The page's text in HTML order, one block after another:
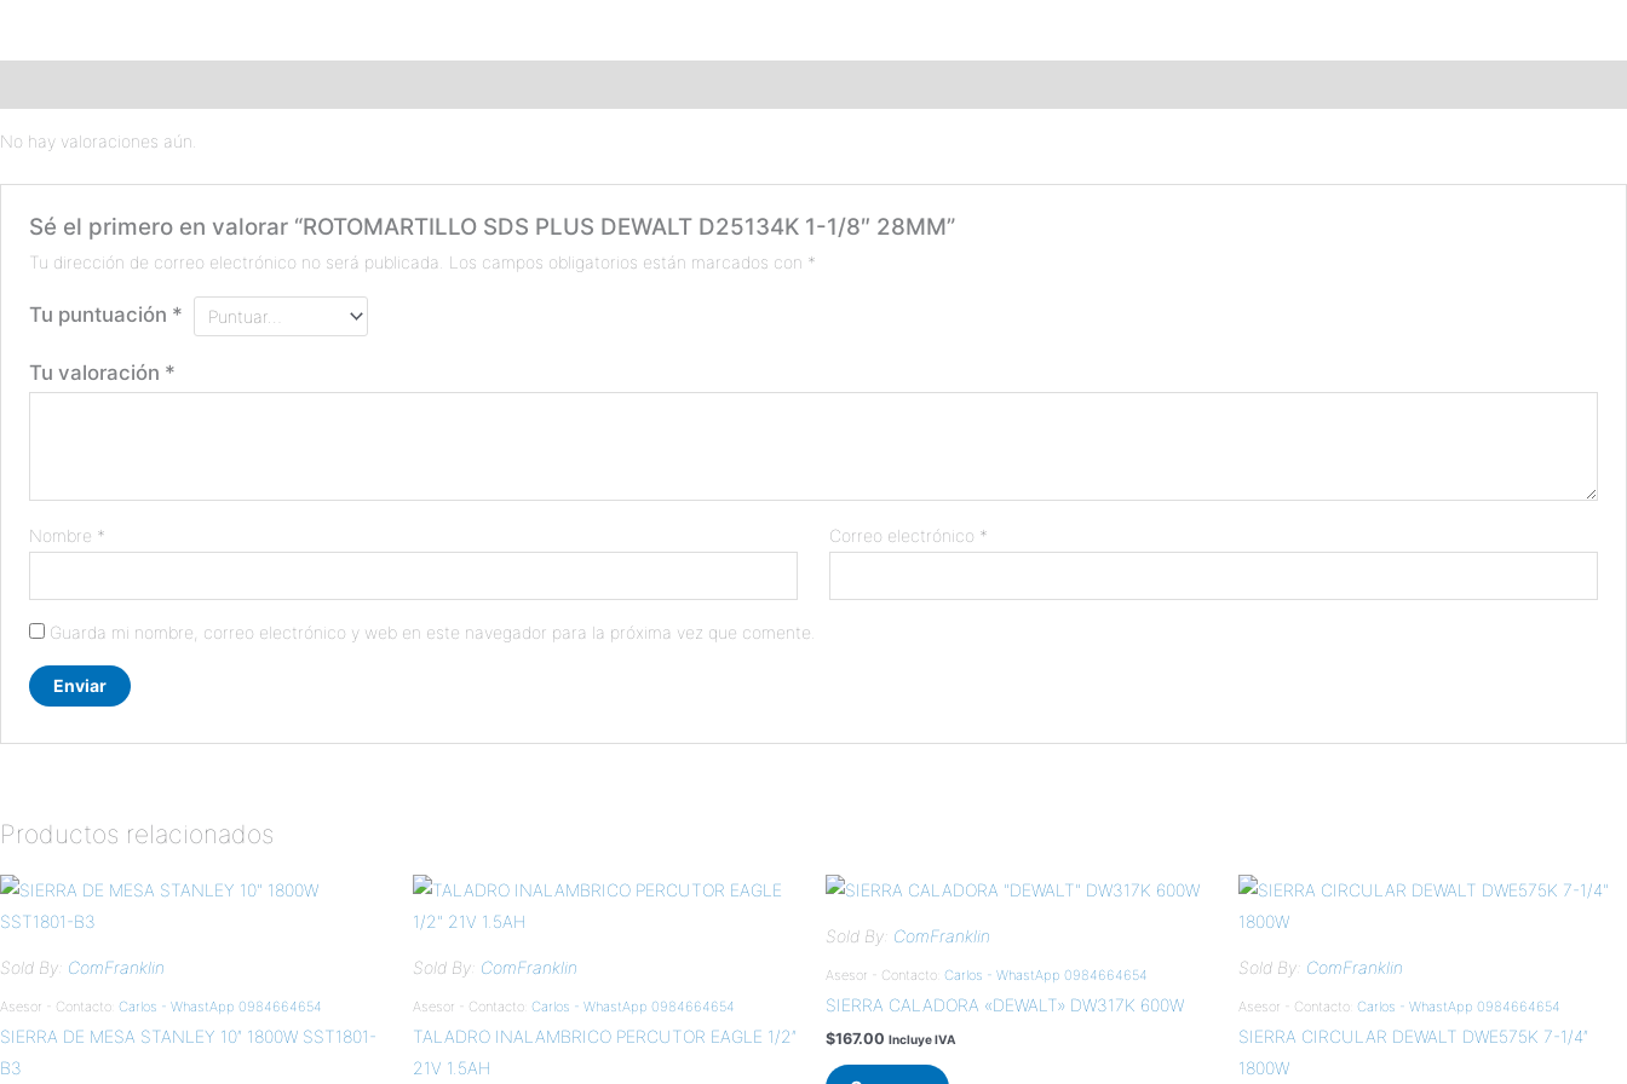
No hay valoraciones aún.
Sé el primero en valorar “ROTOMARTILLO SDS PLUS DEWALT D25134K 1-1/8″ 28MM”
Tu dirección de correo electrónico no será publicada. Los campos obligatorios están marcados con *
Tu puntuación *
Tu valoración *
Nombre * Correo electrónico *
Guarda mi nombre, correo electrónico y web en este navegador para la próxima vez que comente.
Productos relacionados
Sold By: ComFranklin
Asesor - Contacto: Carlos - WhastApp 0984664654
SIERRA DE MESA STANLEY 10″ 1800W SST1801-
B3
Sold By: ComFranklin
Asesor - Contacto: Carlos - WhastApp 0984664654
TALADRO INALAMBRICO PERCUTOR EAGLE 1/2″
21V 1.5AH
Sold By: ComFranklin
Asesor - Contacto: Carlos - WhastApp 0984664654
SIERRA CALADORA «DEWALT» DW317K 600W
$167.00 Incluye IVA
Sold By: ComFranklin
Asesor - Contacto: Carlos - WhastApp 0984664654
SIERRA CIRCULAR DEWALT DWE575K 7-1/4″
1800W